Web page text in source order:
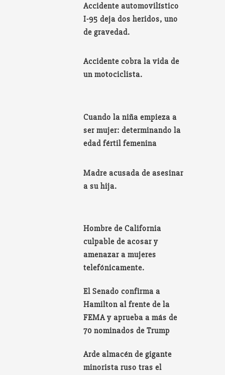
Accidente automovilístico
I-95 deja dos heridos, uno
de gravedad.
Accidente cobra la vida de
un motociclista.
Cuando la niña empieza a
ser mujer: determinando la
edad fértil femenina
Madre acusada de asesinar
a su hija.
Hombre de California
culpable de acosar y
amenazar a mujeres
telefónicamente.
El Senado confirma a
Hamilton al frente de la
FEMA y aprueba a más de
70 nominados de Trump
Arde almacén de gigante
minorista ruso tras el